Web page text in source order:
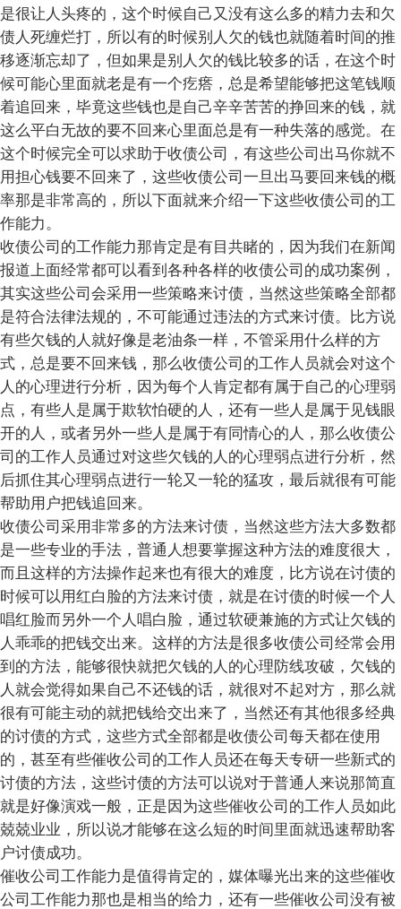
是很让人头疼的，这个时候自己又没有这么多的精力去和欠
债人死缠烂打，所以有的时候别人欠的钱也就随着时间的推
移逐渐忘却了，但如果是别人欠的钱比较多的话，在这个时
候可能心里面就老是有一个疙瘩，总是希望能够把这笔钱顺
着追回来，毕竟这些钱也是自己辛辛苦苦的挣回来的钱，就
这么平白无故的要不回来心里面总是有一种失落的感觉。在
这个时候完全可以求助于收债公司，有这些公司出马你就不
用担心钱要不回来了，这些收债公司一旦出马要回来钱的概
率那是非常高的，所以下面就来介绍一下这些收债公司的工
作能力。
收债公司的工作能力那肯定是有目共睹的，因为我们在新闻
报道上面经常都可以看到各种各样的收债公司的成功案例，
其实这些公司会采用一些策略来讨债，当然这些策略全部都
是符合法律法规的，不可能通过违法的方式来讨债。比方说
有些欠钱的人就好像是老油条一样，不管采用什么样的方
式，总是要不回来钱，那么收债公司的工作人员就会对这个
人的心理进行分析，因为每个人肯定都有属于自己的心理弱
点，有些人是属于欺软怕硬的人，还有一些人是属于见钱眼
开的人，或者另外一些人是属于有同情心的人，那么收债公
司的工作人员通过对这些欠钱的人的心理弱点进行分析，然
后抓住其心理弱点进行一轮又一轮的猛攻，最后就很有可能
帮助用户把钱追回来。
收债公司采用非常多的方法来讨债，当然这些方法大多数都
是一些专业的手法，普通人想要掌握这种方法的难度很大，
而且这样的方法操作起来也有很大的难度，比方说在讨债的
时候可以用红白脸的方法来讨债，就是在讨债的时候一个人
唱红脸而另外一个人唱白脸，通过软硬兼施的方式让欠钱的
人乖乖的把钱交出来。这样的方法是很多收债公司经常会用
到的方法，能够很快就把欠钱的人的心理防线攻破，欠钱的
人就会觉得如果自己不还钱的话，就很对不起对方，那么就
很有可能主动的就把钱给交出来了，当然还有其他很多经典
的讨债的方式，这些方式全部都是收债公司每天都在使用
的，甚至有些催收公司的工作人员还在每天专研一些新式的
讨债的方法，这些讨债的方法可以说对于普通人来说那简直
就是好像演戏一般，正是因为这些催收公司的工作人员如此
兢兢业业，所以说才能够在这么短的时间里面就迅速帮助客
户讨债成功。
催收公司工作能力是值得肯定的，媒体曝光出来的这些催收
公司工作能力那也是相当的给力，还有一些催收公司没有被